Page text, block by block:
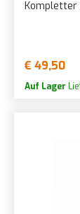
Kompletter
€ 49,50
Auf Lager